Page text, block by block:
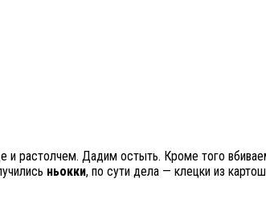
и растолчем. Дадим остыть. Кроме того
ньокки, по сути дела — клецки из